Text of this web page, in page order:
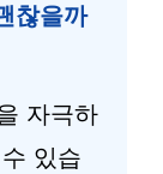
찮을까
자극하
있습